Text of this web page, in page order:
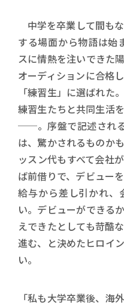
中学を卒業して間も
する場面から物語は始
スに情熱を注いできた
オーディションに合格
「練習生」に選ばれた
練習生たちと共同生活
──。序盤で記述され
は、驚かされるものか
ッスン代もすべて会社
ば前借りで、デビュー
給与から差し引かれ、
い。デビューができる
えできたとしても苛酷
進む、と決めたヒロイ
い。
「私も大学卒業後、海